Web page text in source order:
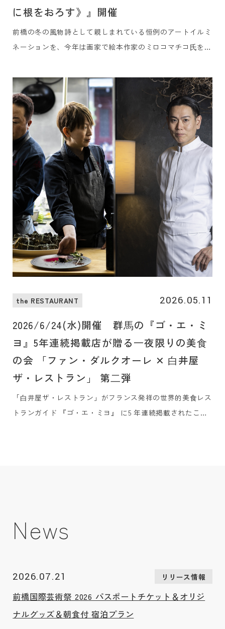
に根をおろす》』開催
前橋の冬の⾵物詩として親しまれている恒例のアートイルミ
ネーションを、今年は画家で絵本作家のミロコマチコ⽒を奄
なかで初開催される『第⼀回 前橋国際芸術祭 2026』のプロ
グラムのひとつとして共に前橋のまちなかを彩ります。
the RESTAURANT 2026.05.11
2026/6/24(水)開催 群⾺の『ゴ・エ・ミ
ヨ』5年連続掲載店が贈る⼀夜限りの美⾷
の会 「ファン・ダルクオーレ ✕ ⽩井屋
ザ・レストラン」 第⼆弾
「⽩井屋ザ・レストラン」がフランス発祥の世界的美⾷レス
トランガイド 『ゴ・エ・ミヨ』 に5 年連続掲載されたこと
News
2026.07.21 リリース情報
前橋国際芸術祭 2026 パスポートチケット＆オリジ
ナルグッズ＆朝食付 宿泊プラン